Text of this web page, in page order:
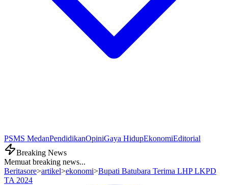
PSMS MedanPendidikanOpiniGaya HidupEkonomiEditorial
Breaking News
Memuat breaking news...
Beritasore>artikel>ekonomi>Bupati Batubara Terima LHP LKPD
TA 2024